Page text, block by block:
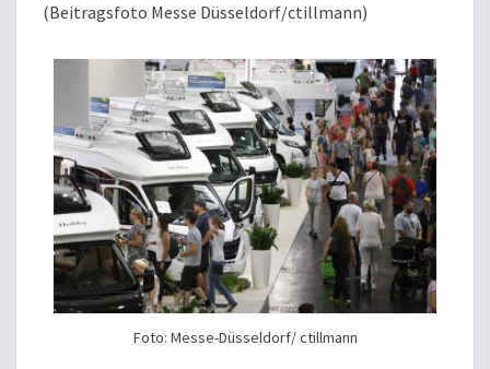
(Beitragsfoto Messe Düsseldorf/ctillmann)
Foto: Messe-Düsseldorf/ ctillmann